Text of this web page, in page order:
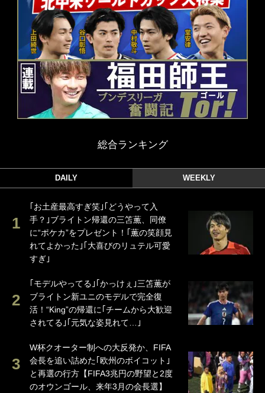
総合ランキング
DAILY WEEKLY
｢お土産最高すぎ笑｣｢どうやって入
手？｣ブライトン帰還の三笘薫、同僚
に“ポケカ”をプレゼント！｢薫の笑顔見
れてよかった｣｢大喜びのリュテル可愛
すぎ｣
｢モデルやってる｣｢かっけぇ｣三笘薫が
ブライトン新ユニのモデルで完全復
活！“King”の帰還に｢チームから大歓迎
されてる｣｢元気な姿見れて…｣
W杯クオーター制への大反発か、FIFA
会長を追い詰めた｢欧州のボイコット｣
と再選の行方【FIFA3兆円の野望と2度
のオウンゴール、来年3月の会長選】